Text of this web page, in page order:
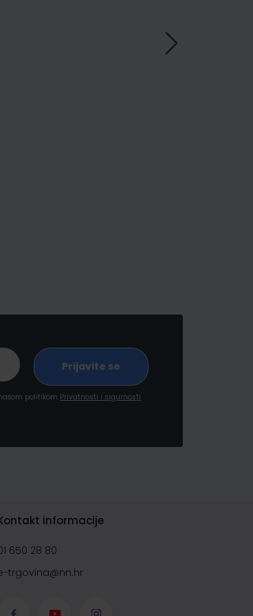
politikom Privatnosti i sigurnosti
informacije
650 28 80
trgovina@nn.hr